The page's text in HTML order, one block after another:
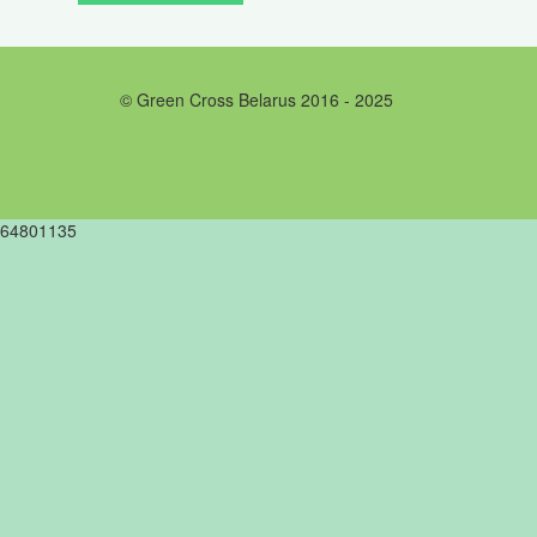
© Green Cross Belarus 2016 - 2025
64801135